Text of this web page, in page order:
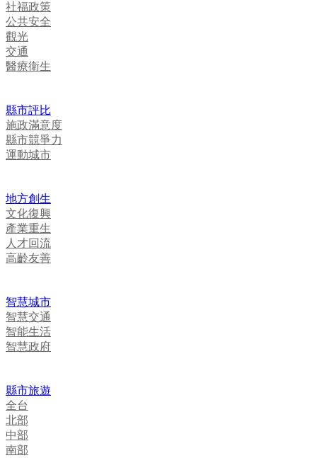
社福政策
公共安全
觀光
交通
醫療衛生
縣市評比
施政滿意度
縣市競爭力
運動城市
地方創生
文化復興
產業重生
人才回流
高齡友善
智慧城市
智慧交通
智能生活
智慧政府
縣市旅遊
全台
北部
中部
南部